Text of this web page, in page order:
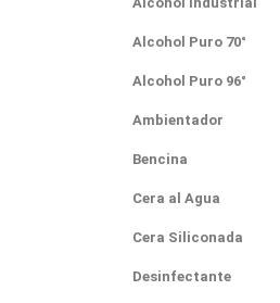
Alcohol Puro 70°
Alcohol Puro 96°
Ambientador
Bencina
Cera al Agua
Cera Siliconada
Desinfectante